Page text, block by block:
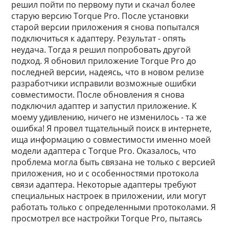
решил пойти по первому пути и скачал более
старую версию Torque Pro. После установки
старой версии приложения я снова попытался
подключиться к адаптеру. Результат - опять
неудача. Тогда я решил попробовать другой
подход. Я обновил приложение Torque Pro до
последней версии, надеясь, что в новом релизе
разработчики исправили возможные ошибки
совместимости. После обновления я снова
подключил адаптер и запустил приложение. К
моему удивлению, ничего не изменилось - та же
ошибка! Я провел тщательный поиск в интернете,
ища информацию о совместимости именно моей
модели адаптера с Torque Pro. Оказалось, что
проблема могла быть связана не только с версией
приложения, но и с особенностями протокола
связи адаптера. Некоторые адаптеры требуют
специальных настроек в приложении, или могут
работать только с определенными протоколами. Я
просмотрел все настройки Torque Pro, пытаясь